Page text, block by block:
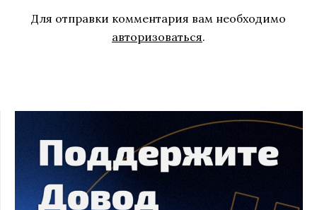
Для отправки комментария вам необходимо
авторизоваться.